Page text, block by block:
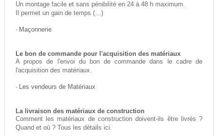
Un montage facile et sans pénibilité en 24 à 48 h maximum.
Il permet un gain de temps (…)
- Maçonnerie
Le bon de commande pour l'acquisition des matériaux
A propos de l'envoi du bon de commande dans le cadre de
l'acquisition des matériaux.
- Les vendeurs de Matériaux
La livraison des matériaux de construction
Comment les matériaux de construction doivent-ils être livrés ?
Quand et où ? Tous les détails ici.